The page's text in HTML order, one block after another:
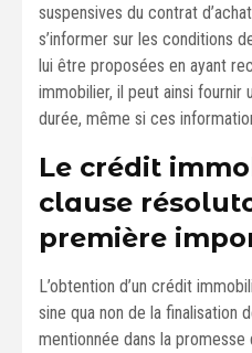
suspensives du contrat
s’informer sur les conditions
lui être proposées en ayant
immobilier, il peut ainsi fournir
durée, même si ces
Le crédit
clause
première
L’obtention d’un crédit
sine qua non de la finalisation
mentionnée dans la